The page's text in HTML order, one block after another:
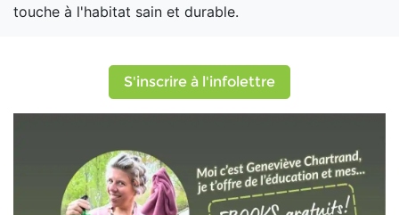
touche à l'habitat sain et durable.
S'inscrire à l'infolettre